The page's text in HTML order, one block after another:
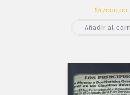
$17.000,00
Añadir al